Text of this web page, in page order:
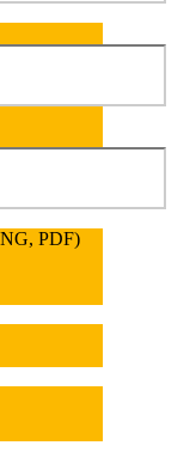
PDF)